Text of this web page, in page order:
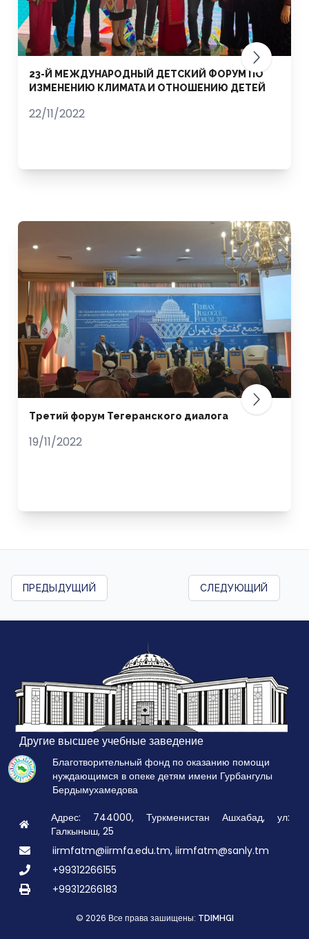
23-Й МЕЖДУНАРОДНЫЙ ДЕТСКИЙ ФОРУМ ПО
ИЗМЕНЕНИЮ КЛИМАТА И ОТНОШЕНИЮ ДЕТЕЙ
22/11/2022
Третий форум Тегеранского диалога
19/11/2022
ПРЕДЫДУЩИЙ СЛЕДУЮЩИЙ
Другие высшее учебные заведение
Благотворительный фонд по оказанию помощи
нуждающимся в опеке детям имени Гурбангулы
Бердымухамедова
Адрес: 744000, Туркменистан Ашхабад, ул:
Галкыныш, 25
iirmfatm@iirmfa.edu.tm, iirmfatm@sanly.tm
+99312266155
+99312266183
© 2026 Все права зашищены: TDIMHGI